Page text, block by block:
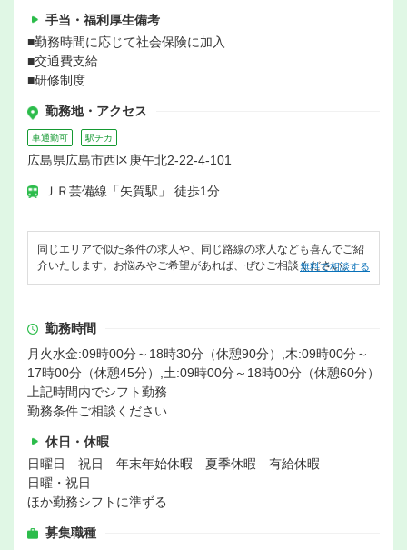
手当・福利厚生備考
■勤務時間に応じて社会保険に加入
■交通費支給
■研修制度
勤務地・アクセス
車通勤可 駅チカ
広島県広島市西区庚午北2-22-4-101
ＪＲ芸備線「矢賀駅」 徒歩1分
同じエリアで似た条件の求人や、同じ路線の求人なども喜んでご紹
介いたします。お悩みやご希望があれば、ぜひご相談ください。
無料で相談する
勤務時間
月火水金:09時00分～18時30分（休憩90分）,木:09時00分～
17時00分（休憩45分）,土:09時00分～18時00分（休憩60分）
上記時間内でシフト勤務
勤務条件ご相談ください
休日・休暇
日曜日 祝日 年末年始休暇 夏季休暇 有給休暇
日曜・祝日
ほか勤務シフトに準ずる
募集職種